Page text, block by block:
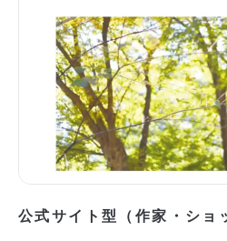
公式サイト型（作家・ショ